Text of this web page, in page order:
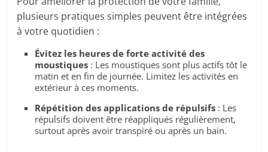
plusieurs pratiques simples peuvent être intégrées
à votre quotidien :
Évitez les heures de forte activité des
moustiques : Les moustiques sont plus actifs tôt le
matin et en fin de journée. Limitez les activités en
extérieur à ces moments.
Répétition des applications de répulsifs : Les
répulsifs doivent être réappliqués régulièrement,
surtout après avoir transpiré ou après un bain.